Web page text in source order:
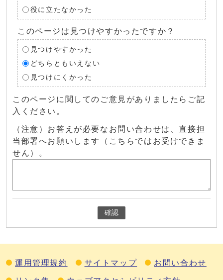
役に立たなかった
このページは見つけやすかったですか？
見つけやすかった
どちらともいえない
見つけにくかった
このページに関してのご意見がありましたらご記
入ください。
（注意）お答えが必要なお問い合わせは、直接担
当部署へお願いします（こちらではお受けできま
せん）。
確認
運用管理規約 サイトマップ お問い合わせ